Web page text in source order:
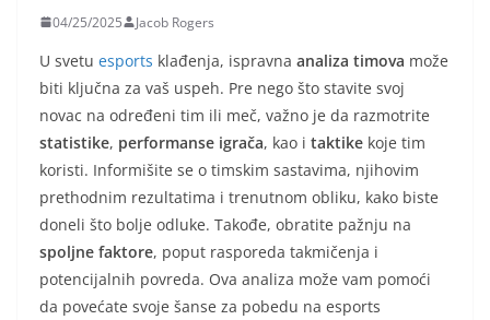
04/25/2025 Jacob Rogers
U svetu esports klađenja, ispravna analiza timova može
biti ključna za vaš uspeh. Pre nego što stavite svoj
novac na određeni tim ili meč, važno je da razmotrite
statistike, performanse igrača, kao i taktike koje tim
koristi. Informišite se o timskim sastavima, njihovim
prethodnim rezultatima i trenutnom obliku, kako biste
doneli što bolje odluke. Takođe, obratite pažnju na
spoljne faktore, poput rasporeda takmičenja i
potencijalnih povreda. Ova analiza može vam pomoći
da povećate svoje šanse za pobedu na esports